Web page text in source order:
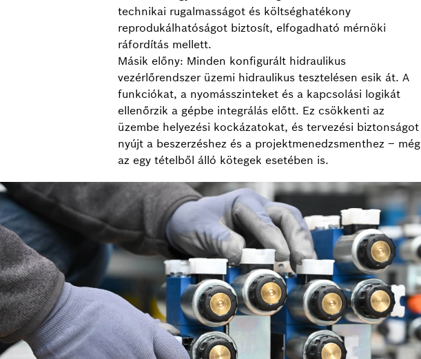
technikai rugalmasságot és költséghatékony
reprodukálhatóságot biztosít, elfogadható mérnöki
ráfordítás mellett.
Másik előny: Minden konfigurált hidraulikus
vezérlőrendszer üzemi hidraulikus tesztelésen esik át. A
funkciókat, a nyomásszinteket és a kapcsolási logikát
ellenőrzik a gépbe integrálás előtt. Ez csökkenti az
üzembe helyezési kockázatokat, és tervezési biztonságot
nyújt a beszerzéshez és a projektmenedzsmenthez – még
az egy tételből álló kötegek esetében is.